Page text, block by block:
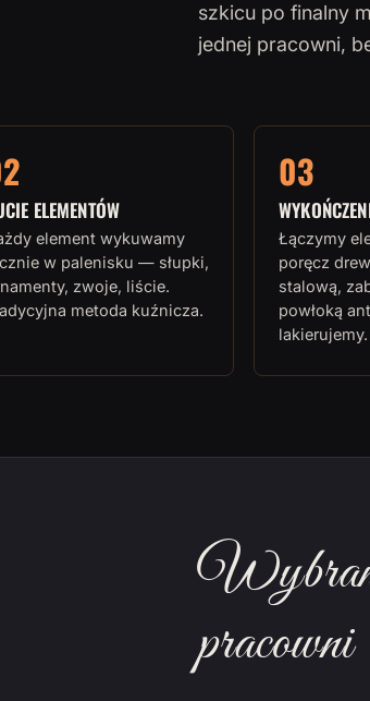
szkicu po finalny
jednej pracowni,
ELEMENTÓW
element wykuwamy
w palenisku — słupki,
zwoje, liście.
metoda kuźnicza.
03
Łączymy
poręcz
stalową,
powłoką
lakierujemy.
pracowni